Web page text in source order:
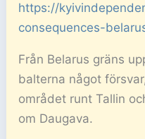
https://
consequences-
Från Belarus gräns
balterna något
området runt Tallin
om Daugava.